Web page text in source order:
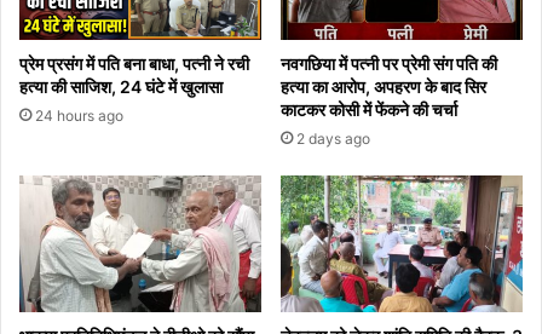
प्रेम प्रसंग में पति बना बाधा, पत्नी ने रची
हत्या की साजिश, 24 घंटे में खुलासा
24 hours ago
नवगछिया में पत्नी पर प्रेमी संग पति की
हत्या का आरोप, अपहरण के बाद सिर
काटकर कोसी में फेंकने की चर्चा
2 days ago